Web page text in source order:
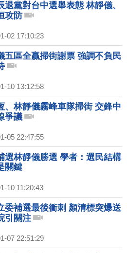
退黨對台中選舉表態 林靜儀、
攻防
02 17:10:23
五區全贏掃街謝票 強調不負民
10 13:12:58
、林靜儀霧峰車隊掃街 交鋒中
爭議
05 22:47:55
選林靜儀勝選 學者：選民結構
關鍵
10 11:20:43
委補選最後衝刺 顏清標突爆送
引關注
07 22:51:29